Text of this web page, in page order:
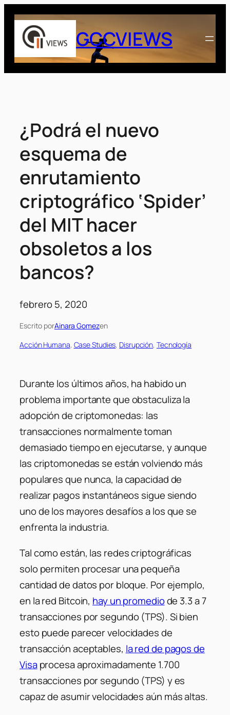
Saltar
contenido
GCCVIEWS
¿Podrá el nuevo
esquema de
enrutamiento
criptográfico ‘Spider’
del MIT hacer
obsoletos a los
bancos?
febrero 5, 2020
Escrito porAinara Gomezen
Acción Humana, Case Studies, Disrupción, Tecnología
Durante los últimos años, ha habido un
problema importante que obstaculiza la
adopción de criptomonedas: las
transacciones normalmente toman
demasiado tiempo en ejecutarse, y aunque
las criptomonedas se están volviendo más
populares que nunca, la capacidad de
realizar pagos instantáneos sigue siendo
uno de los mayores desafíos a los que se
enfrenta la industria.
Tal como están, las redes criptográficas
solo permiten procesar una pequeña
cantidad de datos por bloque. Por ejemplo,
en la red Bitcoin, hay un promediode 3.3 a 7
transacciones por segundo (TPS). Si bien
esto puede parecer velocidades de
transacción aceptables, la red de pagos de
Visaprocesa aproximadamente 1.700
transacciones por segundo (TPS) y es
capaz de asumir velocidades aún más altas.